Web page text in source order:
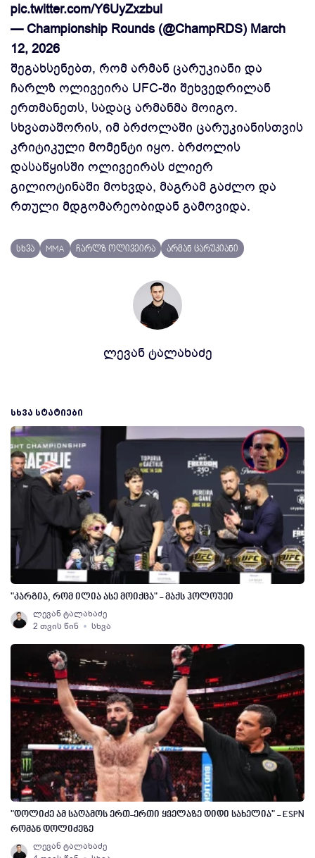
pic.twitter.com/Y6UyZxzbul
— Championship Rounds (@ChampRDS) March
12, 2026
შეგახსენებთ, რომ არმან ცარუკიანი და
ჩარლზ ოლივეირა UFC-ში შეხვედრილან
ერთმანეთს, სადაც არმანმა მოიგო.
სხვათაშორის, იმ ბრძოლაში ცარუკიანისთვის
კრიტიკული მომენტი იყო. ბრძოლის
დასაწყისში ოლივეირას ძლიერ
გილიოტინაში მოხვდა, მაგრამ გაძლო და
რთული მდგომარეობიდან გამოვიდა.
სხვა MMA ჩარლზ ოლივეირა არმან ცარუკიანი
ლევან ტალახაძე
ᲡᲮᲕᲐ ᲡᲢᲐᲢᲘᲔᲑᲘ
"კარგია, რომ ილია ასე მოიქცა" - მაქს ჰოლოუეი
ლევან ტალახაძე
2 თვის წინ
სხვა
"დოლიძე ამ საღამოს ერთ-ერთი ყველაზე დიდი სახელია" - ESPN
რომან დოლიძეზე
ლევან ტალახაძე